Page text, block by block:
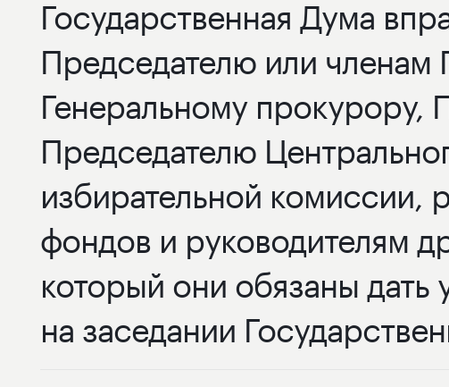
Государственная Дума
Председателю или членам
Генеральному прокурору,
Председателю
избирательной комиссии,
фондов и руководителям
который они обязаны дать
на заседании